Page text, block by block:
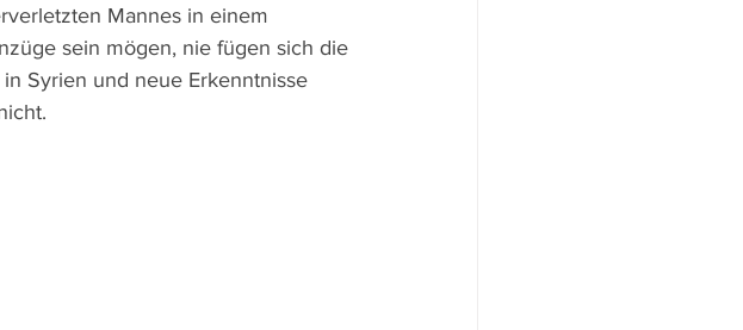
Mannes in einem
sein mögen, nie fügen sich die
Syrien und neue Erkenntnisse